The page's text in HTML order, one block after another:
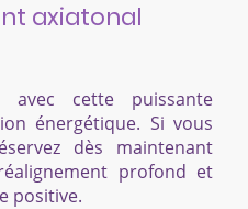
axiatonal
avec cette puissante
énergétique. Si vous
dès maintenant
profond et
positive.